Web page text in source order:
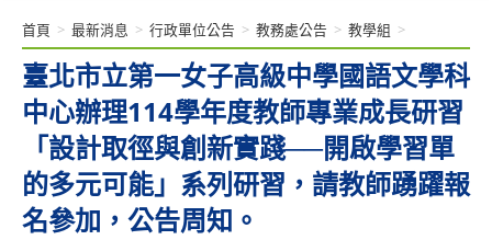
臺北市立第一女子高級中學國語文學科
中心辦理114學年度教師專業成長研習
「設計取徑與創新實踐──開啟學習單
的多元可能」系列研習，請教師踴躍報
名參加，公告周知。
首頁 > 最新消息 > 行政單位公告 > 教務處公告 > 教學組 >